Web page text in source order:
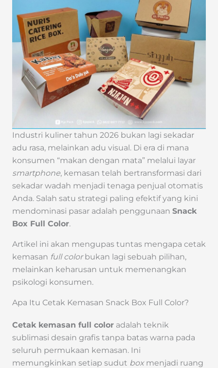
Industri kuliner tahun 2026 bukan lagi sekadar
adu rasa, melainkan adu visual. Di era di mana
konsumen “makan dengan mata” melalui layar
smartphone, kemasan telah bertransformasi dari
sekadar wadah menjadi tenaga penjual otomatis
Anda. Salah satu strategi paling efektif yang kini
mendominasi pasar adalah penggunaan Snack
Box Full Color.
Artikel ini akan mengupas tuntas mengapa cetak
kemasan full colorbukan lagi sebuah pilihan,
melainkan keharusan untuk memenangkan
psikologi konsumen.
Apa Itu Cetak Kemasan Snack Box Full Color?
Cetak kemasan full coloradalah teknik
sublimasi desain grafis tanpa batas warna pada
seluruh permukaan kemasan. Ini
memungkinkan setiap sudut boxmenjadi ruang